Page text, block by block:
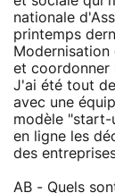
nationale
printemps
et coordonner
J'ai été tout
avec une
modèle "start-
en ligne les
des
AB - Quels